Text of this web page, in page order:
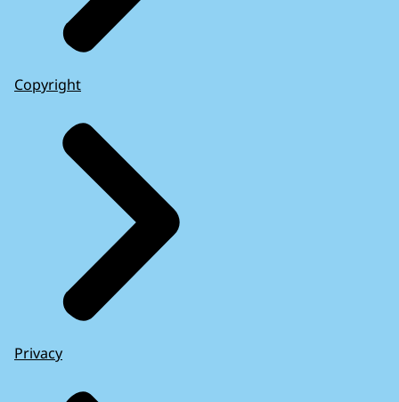
Copyright
Privacy